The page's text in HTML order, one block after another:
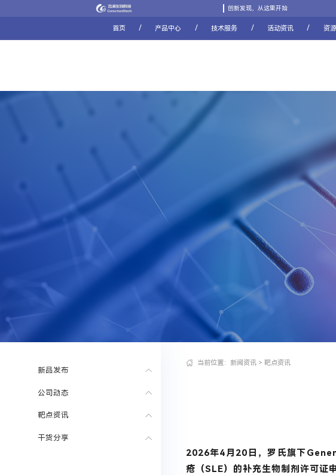
创新发现，从这里开始
首页 / 产品中心 / 技术服务 / 活动资讯 / 资
新品发布
公司动态
靶点资讯
干货分享
当前位置： 新闻资讯 > 靶点资讯
2026年4月20日，罗氏旗下
疮（SLE）的补充生物制剂许可证